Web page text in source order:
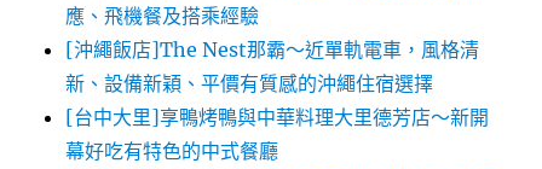
應、飛機餐及搭乘經驗
[沖繩飯店]The Nest那霸～近單軌電車，風格清
新、設備新穎、平價有質感的沖繩住宿選擇
[台中大里]享鴨烤鴨與中華料理大里德芳店～新開
幕好吃有特色的中式餐廳